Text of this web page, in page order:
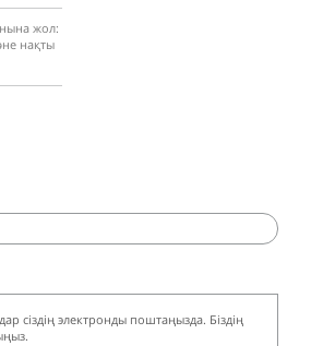
жол:
нақты
сіздің электронды поштаңызда. Біздің